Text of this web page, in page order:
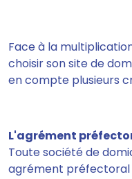
Face à la
choisir son site de
en compte plusieurs
L'agrément
Toute société de
agrément préfectoral